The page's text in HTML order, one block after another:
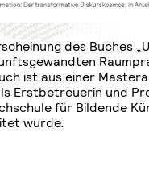
des Buches
ist aus einer
Erstbetreuerin und
für Bildende
wurde.